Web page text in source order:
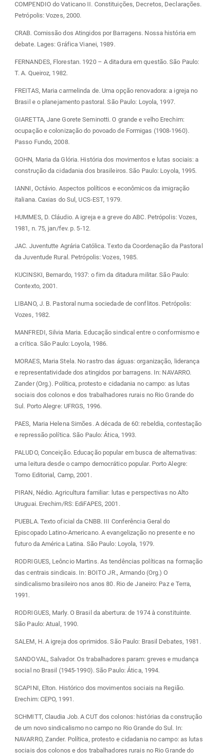
COMPENDIO do Vaticano II. Constituições, Decretos, Declarações.
Petrópolis: Vozes, 2000.
CRAB. Comissão dos Atingidos por Barragens. Nossa história em
debate. Lages: Gráfica Vianei, 1989.
FERNANDES, Florestan. 1920 – A ditadura em questão. São Paulo:
T. A. Queiroz, 1982.
FREITAS, Maria carmelinda de. Uma opção renovadora: a igreja no
Brasil e o planejamento pastoral. São Paulo: Loyola, 1997.
GIARETTA, Jane Gorete Seminotti. O grande e velho Erechim:
ocupação e colonização do povoado de Formigas (1908-1960).
Passo Fundo, 2008.
GOHN, Maria da Glória. História dos movimentos e lutas sociais: a
construção da cidadania dos brasileiros. São Paulo: Loyola, 1995.
IANNI, Octávio. Aspectos políticos e econômicos da imigração
italiana. Caxias do Sul, UCS-EST, 1979.
HUMMES, D. Cláudio. A igreja e a greve do ABC. Petrópolis: Vozes,
1981, n. 75, jan/fev. p. 5-12.
JAC. Juventutte Agrária Católica. Texto da Coordenação da Pastoral
da Juventude Rural. Petrópolis: Vozes, 1985.
KUCINSKI, Bernardo, 1937: o fim da ditadura militar. São Paulo:
Contexto, 2001.
LIBANO, J. B. Pastoral numa sociedade de conflitos. Petrópolis:
Vozes, 1982.
MANFREDI, Silvia Maria. Educação sindical entre o conformismo e
a crítica. São Paulo: Loyola, 1986.
MORAES, Maria Stela. No rastro das águas: organização, liderança
e representatividade dos atingidos por barragens. In: NAVARRO.
Zander (Org.). Política, protesto e cidadania no campo: as lutas
sociais dos colonos e dos trabalhadores rurais no Rio Grande do
Sul. Porto Alegre: UFRGS, 1996.
PAES, Maria Helena Simões. A década de 60: rebeldia, contestação
e repressão política. São Paulo: Ática, 1993.
PALUDO, Conceição. Educação popular em busca de alternativas:
uma leitura desde o campo democrático popular. Porto Alegre:
Tomo Editorial, Camp, 2001.
PIRAN, Nédio. Agricultura familiar: lutas e perspectivas no Alto
Uruguai. Erechim/RS: EdiFAPES, 2001.
PUEBLA. Texto oficial da CNBB. III Conferência Geral do
Episcopado Latino-Americano. A evangelização no presente e no
futuro da América Latina. São Paulo: Loyola, 1979.
RODRIGUES, Leôncio Martins. As tendências políticas na formação
das centrais sindicais. In: BOITO JR., Armando (Org.) O
sindicalismo brasileiro nos anos 80. Rio de Janeiro: Paz e Terra,
1991.
RODRIGUES, Marly. O Brasil da abertura: de 1974 à constituinte.
São Paulo: Atual, 1990.
SALEM, H. A igreja dos oprimidos. São Paulo: Brasil Debates, 1981.
SANDOVAL, Salvador. Os trabalhadores param: greves e mudança
social no Brasil (1945-1990). São Paulo: Ática, 1994.
SCAPINI, Elton. Histórico dos movimentos sociais na Região.
Erechim: CEPO, 1991.
SCHMITT, Claudia Job. A CUT dos colonos: histórias da construção
de um novo sindicalismo no campo no Rio Grande do Sul. In:
NAVARRO, Zander. Política, protesto e cidadania no campo: as lutas
sociais dos colonos e dos trabalhadores rurais no Rio Grande do